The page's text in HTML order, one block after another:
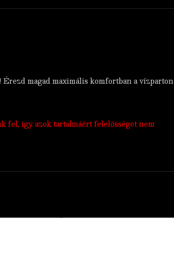
magad maximális komfortban a vízparton
fel, így azok tartalmáért felelősséget nem